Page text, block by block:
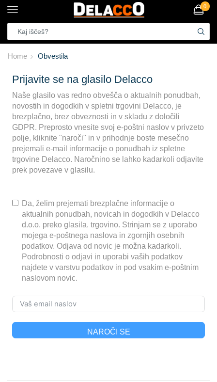
0
Home Obvestila
Prijavite se na glasilo Delacco
Naše glasilo vas redno obvešča o aktualnih ponudbah,
novostih in dogodkih v spletni trgovini Delacco, je
brezplačno, brez obveznosti in v skladu z določili
GDPR. Preprosto vnesite svoj e-poštni naslov v privzeto
polje, kliknite "naroči" in v prihodnje boste mesečno
prejemali e-mail informacije o ponudbah iz spletne
trgovine Delacco. Naročnino se lahko kadarkoli odjavite
prek povezave v glasilu.
Da, želim prejemati brezplačne informacije o
aktualnih ponudbah, novicah in dogodkih v Delacco
d.o.o. preko glasila. trgovino. Strinjam se z uporabo
mojega e-poštnega naslova in zgornjih osebnih
podatkov. Odjava od novic je možna kadarkoli.
Podrobnosti o odjavi in ​​uporabi vaših podatkov
najdete v varstvu podatkov in pod vsakim e-poštnim
naslovom novic.
NAROČI SE